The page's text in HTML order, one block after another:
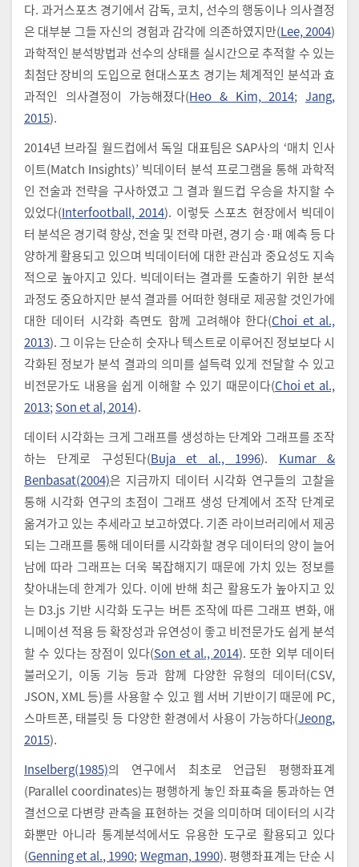
다. 과거스포츠 경기에서 감독, 코치, 선수의 행동이나 의사결정
은 대부분 그들 자신의 경험과 감각에 의존하였지만(Lee, 2004)
과학적인 분석방법과 선수의 상태를 실시간으로 추적할 수 있는
최첨단 장비의 도입으로 현대스포츠 경기는 체계적인 분석과 효
과적인 의사결정이 가능해졌다(Heo & Kim, 2014;Jang,
2015).
2014년 브라질 월드컵에서 독일 대표팀은 SAP사의 ‘매치 인사
이트(Match Insights)’ 빅데이터 분석 프로그램을 통해 과학적
인 전술과 전략을 구사하였고 그 결과 월드컵 우승을 차지할 수
있었다(Interfootball, 2014). 이렇듯 스포츠 현장에서 빅데이
터 분석은 경기력 향상, 전술 및 전략 마련, 경기 승·패 예측 등 다
양하게 활용되고 있으며 빅데이터에 대한 관심과 중요성도 지속
적으로 높아지고 있다. 빅데이터는 결과를 도출하기 위한 분석
과정도 중요하지만 분석 결과를 어떠한 형태로 제공할 것인가에
대한 데이터 시각화 측면도 함께 고려해야 한다(Choi et al.,
2013). 그 이유는 단순히 숫자나 텍스트로 이루어진 정보보다 시
각화된 정보가 분석 결과의 의미를 설득력 있게 전달할 수 있고
비전문가도 내용을 쉽게 이해할 수 있기 때문이다(Choi et al.,
2013;Son et al, 2014).
데이터 시각화는 크게 그래프를 생성하는 단계와 그래프를 조작
하는 단계로 구성된다(Buja et al., 1996). Kumar &
Benbasat(2004)은 지금까지 데이터 시각화 연구들의 고찰을
통해 시각화 연구의 초점이 그래프 생성 단계에서 조작 단계로
옮겨가고 있는 추세라고 보고하였다. 기존 라이브러리에서 제공
되는 그래프를 통해 데이터를 시각화할 경우 데이터의 양이 늘어
남에 따라 그래프는 더욱 복잡해지기 때문에 가치 있는 정보를
찾아내는데 한계가 있다. 이에 반해 최근 활용도가 높아지고 있
는 D3.js 기반 시각화 도구는 버튼 조작에 따른 그래프 변화, 애
니메이션 적용 등 확장성과 유연성이 좋고 비전문가도 쉽게 분석
할 수 있다는 장점이 있다(Son et al., 2014). 또한 외부 데이터
불러오기, 이동 기능 등과 함께 다양한 유형의 데이터(CSV,
JSON, XML 등)를 사용할 수 있고 웹 서버 기반이기 때문에 PC,
스마트폰, 태블릿 등 다양한 환경에서 사용이 가능하다(Jeong,
2015).
Inselberg(1985)의 연구에서 최초로 언급된 평행좌표계
(Parallel coordinates)는 평행하게 놓인 좌표축을 통과하는 연
결선으로 다변량 관측을 표현하는 것을 의미하며 데이터의 시각
화뿐만 아니라 통계분석에서도 유용한 도구로 활용되고 있다
(Genning et al., 1990;Wegman, 1990). 평행좌표계는 단순 시